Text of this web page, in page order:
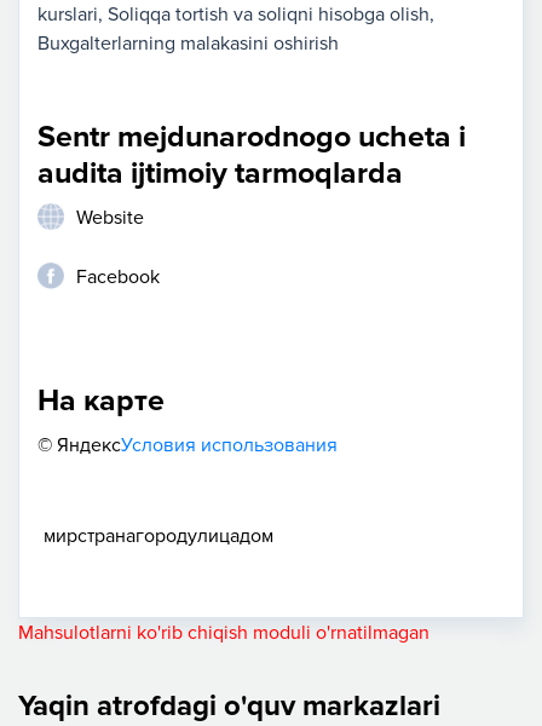
kurslari Soliqqa tortish va soliqni hisobga olish
Buxgalterlarning malakasini oshirish
Sentr mejdunarodnogo ucheta i
audita ijtimoiy tarmoqlarda
Website
Facebook
На карте
© ЯндексУсловия использования
мирстранагородулицадом
Mahsulotlarni ko'rib chiqish moduli o'rnatilmagan
Yaqin atrofdagi o'quv markazlari